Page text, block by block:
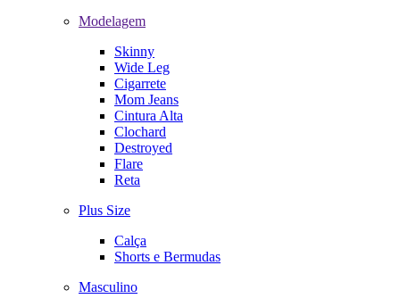
Modelagem
Skinny
Wide Leg
Cigarrete
Mom Jeans
Cintura Alta
Clochard
Destroyed
Flare
Reta
Plus Size
Calça
Shorts e Bermudas
Masculino